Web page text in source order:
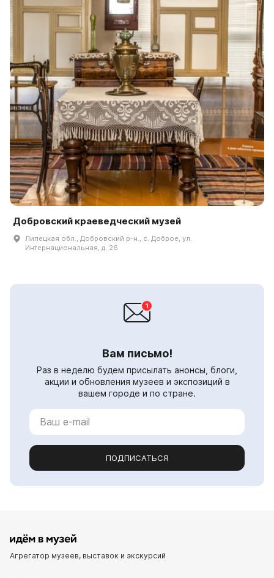
Добровский краеведческий музей
Липецкая обл., Добровский р-н., с. Доброе, ул.
Интернациональная, д. 26
Вам письмо!
Раз в неделю будем присылать анонсы, блоги,
акции и обновления музеев и экспозиций в
вашем городе и по стране.
ПОДПИСАТЬСЯ
Агрегатор музеев, выставок и экскурсий